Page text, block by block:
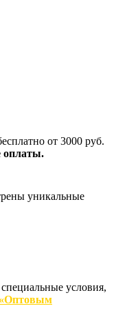
от 3000 руб.
оплаты.
уникальные
условия,
«Оптовым